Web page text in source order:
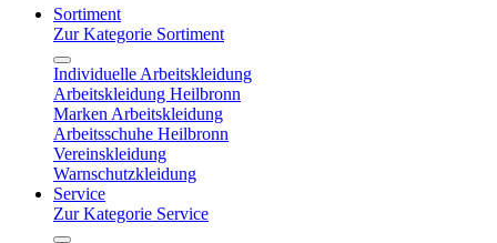
Sortiment
Zur Kategorie Sortiment
Individuelle Arbeitskleidung
Arbeitskleidung Heilbronn
Marken Arbeitskleidung
Arbeitsschuhe Heilbronn
Vereinskleidung
Warnschutzkleidung
Service
Zur Kategorie Service